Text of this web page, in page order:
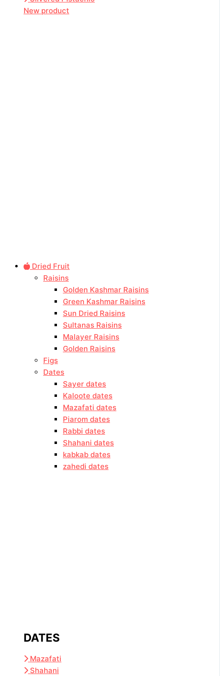
New product
Dried Fruit
Raisins
Golden Kashmar Raisins
Green Kashmar Raisins
Sun Dried Raisins
Sultanas Raisins
Malayer Raisins
Golden Raisins
Figs
Dates
Sayer dates
Kaloote dates
Mazafati dates
Piarom dates
Rabbi dates
Shahani dates
kabkab dates
zahedi dates
DATES
Mazafati
Shahani